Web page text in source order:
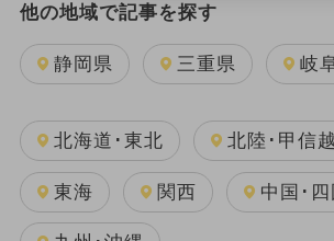
他の地域で記事を探す
静岡県 三重県 岐
北海道･東北 北陸･甲信越
東海 関西 中国･四